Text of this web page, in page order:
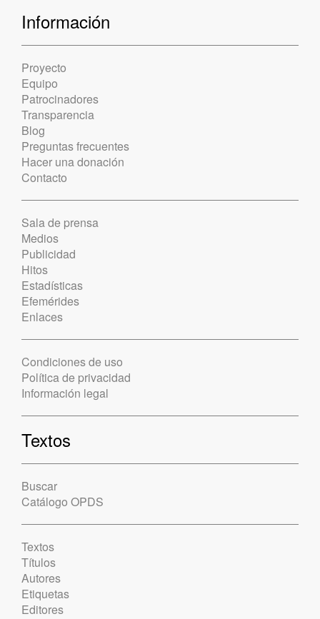
Información
Proyecto
Equipo
Patrocinadores
Transparencia
Blog
Preguntas frecuentes
Hacer una donación
Contacto
Sala de prensa
Medios
Publicidad
Hitos
Estadísticas
Efemérides
Enlaces
Condiciones de uso
Política de privacidad
Información legal
Textos
Buscar
Catálogo OPDS
Textos
Títulos
Autores
Etiquetas
Editores